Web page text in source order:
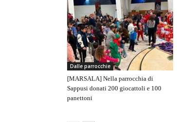
Dalle parrocchie
[MARSALA] Nella parrocchia di
Sappusi donati 200 giocattoli e 100
panettoni